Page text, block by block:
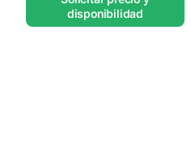
Grupos de Rock,Grupos de música
disponibilidad